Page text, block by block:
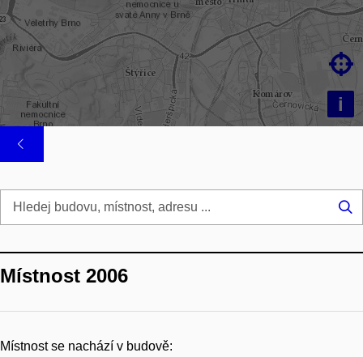
i

Místnost 2006
Místnost se nachází v budově: